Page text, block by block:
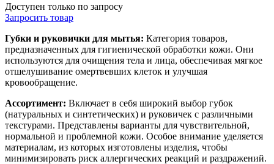
Доступен только по запросу
Запросить товар
Губки и руковички для мытья: Категория товаров,
предназначенных для гигиенической обработки кожи. Они
используются для очищения тела и лица, обеспечивая мягкое
отшелушивание омертвевших клеток и улучшая
кровообращение.
Ассортимент: Включает в себя широкий выбор губок
(натуральных и синтетических) и руковичек с различными
текстурами. Представлены варианты для чувствительной,
нормальной и проблемной кожи. Особое внимание уделяется
материалам, из которых изготовлены изделия, чтобы
минимизировать риск аллергических реакций и раздражений.